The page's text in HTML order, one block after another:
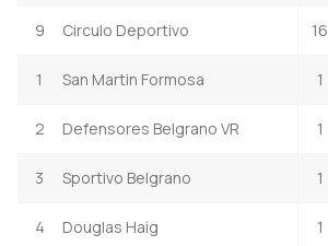
9 Circulo Deportivo 16
1 San Martin Formosa 1
2 Defensores Belgrano VR 1
3 Sportivo Belgrano 1
4 Douglas Haig 1